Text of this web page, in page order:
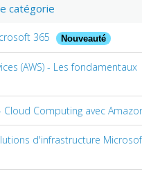
catégorie
365 Nouveauté
(AWS) - Les fondamentaux
Cloud Computing avec
d'infrastructure